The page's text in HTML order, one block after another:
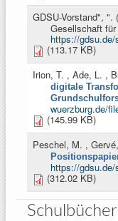
GDSU-Vorstand", ".
Gesellschaft
https://
(113.17 KB)
Irion, T. , Ade, L. ,
digitale
wuerzburg.de/
(145.99 KB)
Peschel, M. ,
https://
(312.02 KB)
Schulbücher